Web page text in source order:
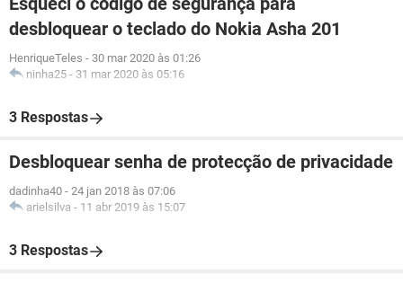
desbloquear o teclado do Nokia Asha 201
HenriqueTeles - 30 mar 2020 às 01:26
ninha25 - 31 mar 2020 às 05:16
3 Respostas
Desbloquear senha de protecção de privacidade
dadinha40 - 24 jan 2018 às 07:06
arielsilva - 11 abr 2019 às 15:07
3 Respostas